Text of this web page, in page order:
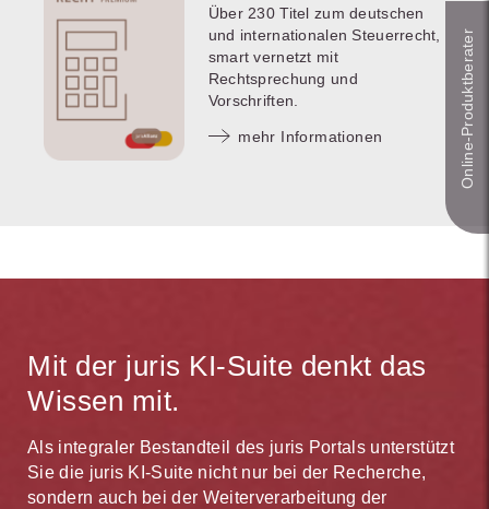
Über 230 Titel zum deutschen
und internationalen Steuerrecht,
smart vernetzt mit
Rechtsprechung und
Vorschriften.
mehr Informationen
Mit der juris KI-Suite denkt das
Wissen mit.
Als integraler Bestandteil des juris Portals unterstützt
Sie die juris KI-Suite nicht nur bei der Recherche,
sondern auch bei der Weiterverarbeitung der
Online-Produkt­berater